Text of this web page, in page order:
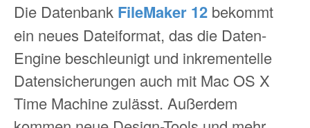
Die Datenbank FileMaker 12 bekommt
ein neues Dateiformat, das die Daten-
Engine beschleunigt und inkrementelle
Datensicherungen auch mit Mac OS X
Time Machine zulässt. Außerdem